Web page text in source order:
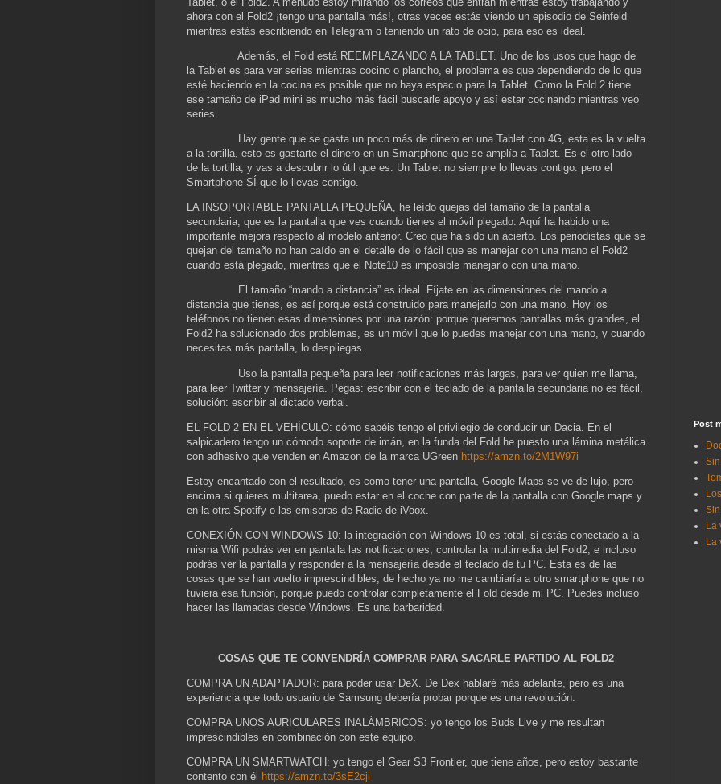
ahora con el Fold2 ¡tengo una pantalla más!, otras veces estás viendo un episodio de Seinfeld
mientras estás escribiendo en Telegram o teniendo un rato de ocio, para eso es ideal.
Además, el Fold está REEMPLAZANDO A LA TABLET. Uno de los usos que hago de
la Tablet es para ver series mientras cocino o plancho, el problema es que dependiendo de lo que
esté haciendo en la cocina es posible que no haya espacio para la Tablet. Como la Fold 2 tiene
ese tamaño de iPad mini es mucho más fácil buscarle apoyo y así estar cocinando mientras veo
series.
Hay gente que se gasta un poco más de dinero en una Tablet con 4G, esta es la vuelta
a la tortilla, esto es gastarte el dinero en un Smartphone que se amplía a Tablet. Es el otro lado
de la tortilla, y vas a descubrir lo útil que es. Un Tablet no siempre lo llevas contigo: pero el
Smartphone SÍ que lo llevas contigo.
LA INSOPORTABLE PANTALLA PEQUEÑA, he leído quejas del tamaño de la pantalla
secundaria, que es la pantalla que ves cuando tienes el móvil plegado. Aquí ha habido una
importante mejora respecto al modelo anterior. Creo que ha sido un acierto. Los periodistas que se
quejan del tamaño no han caído en el detalle de lo fácil que es manejar con una mano el Fold2
cuando está plegado, mientras que el Note10 es imposible manejarlo con una mano.
El tamaño “mando a distancia” es ideal. Fíjate en las dimensiones del mando a
distancia que tienes, es así porque está construido para manejarlo con una mano. Hoy los
teléfonos no tienen esas dimensiones por una razón: porque queremos pantallas más grandes, el
Fold2 ha solucionado dos problemas, es un móvil que lo puedes manejar con una mano, y cuando
necesitas más pantalla, lo despliegas.
Uso la pantalla pequeña para leer notificaciones más largas, para ver quien me llama,
para leer Twitter y mensajería. Pegas: escribir con el teclado de la pantalla secundaria no es fácil,
solución: escribir al dictado verbal.
EL FOLD 2 EN EL VEHÍCULO: cómo sabéis tengo el privilegio de conducir un Dacia. En el
salpicadero tengo un cómodo soporte de imán, en la funda del Fold he puesto una lámina metálica
con adhesivo que venden en Amazon de la marca UGreen https://amzn.to/2M1W97i
Estoy encantado con el resultado, es como tener una pantalla, Google Maps se ve de lujo, pero
encima si quieres multitarea, puedo estar en el coche con parte de la pantalla con Google maps y
en la otra Spotify o las emisoras de Radio de iVoox.
CONEXIÓN CON WINDOWS 10: la integración con Windows 10 es total, si estás conectado a la
misma Wifi podrás ver en pantalla las notificaciones, controlar la multimedia del Fold2, e incluso
podrás ver la pantalla y responder a la mensajería desde el teclado de tu PC. Esta es de las
cosas que se han vuelto imprescindibles, de hecho ya no me cambiaría a otro smartphone que no
tuviera esa función, porque puedo controlar completamente el Fold desde mi PC. Puedes incluso
hacer las llamadas desde Windows. Es una barbaridad.
COSAS QUE TE CONVENDRÍA COMPRAR PARA SACARLE PARTIDO AL FOLD2
COMPRA UN ADAPTADOR: para poder usar DeX. De Dex hablaré más adelante, pero es una
experiencia que todo usuario de Samsung debería probar porque es una revolución.
COMPRA UNOS AURICULARES INALÁMBRICOS: yo tengo los Buds Live y me resultan
imprescindibles en combinación con este equipo.
COMPRA UN SMARTWATCH: yo tengo el Gear S3 Frontier, que tiene años, pero estoy bastante
contento con él https://amzn.to/3sE2cji
Post
La
La